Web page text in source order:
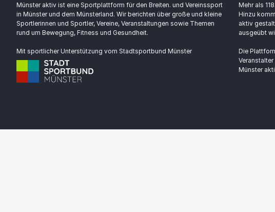
Münster aktiv ist eine Sportplattform für den Breiten. und Vereinssport
in Münster und dem Münsterland. Wir berichten über große und kleine
Sportlerinnen und Sportler, Vereine, Veranstaltungen sowie Themen
rund um Bewegung, Fitness und Gesundheit.
Mit sportlicher Unterstützung vom Stadtsportbund Münster
Mehr als
Hinzu
aktiv
ausgeübt
Die
Münster